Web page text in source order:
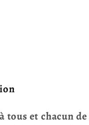
tous et chacun